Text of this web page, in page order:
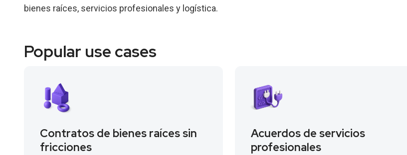
bienes raíces, servicios profesionales y logística.
Popular use cases
Contratos de bienes raíces sin
fricciones
Acuerdos de servicios
profesionales